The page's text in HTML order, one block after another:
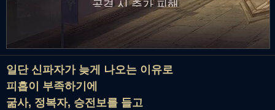
공격 시 추가 피해
일단 신파자가 늦게 나오는 이유로
피흡이 부족하기에
굶사, 정복자, 승전보를 들고